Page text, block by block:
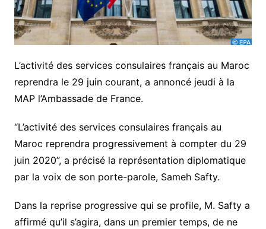
L’activité des services consulaires français au Maroc
reprendra le 29 juin courant, a annoncé jeudi à la
MAP l’Ambassade de France.
“L’activité des services consulaires français au
Maroc reprendra progressivement à compter du 29
juin 2020”, a précisé la représentation diplomatique
par la voix de son porte-parole, Sameh Safty.
Dans la reprise progressive qui se profile, M. Safty a
affirmé qu’il s’agira, dans un premier temps, de ne